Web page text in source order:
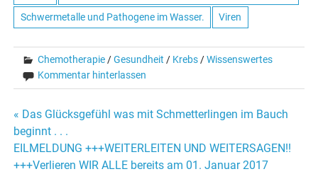
Schwermetalle und Pathogene im Wasser. Viren
Chemotherapie /Gesundheit / Krebs /Wissenswertes
Kommentar hinterlassen
Beitrags-
Navigation
« Das Glücksgefühl was mit Schmetterlingen im Bauch
beginnt . . .
EILMELDUNG +++WEITERLEITEN UND WEITERSAGEN!!
+++Verlieren WIR ALLE bereits am 01. Januar 2017